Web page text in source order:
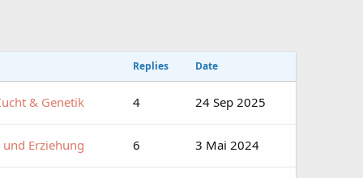
Replies Date
& Genetik 4 24 Sep 2025
Erziehung 6 3 Mai 2024